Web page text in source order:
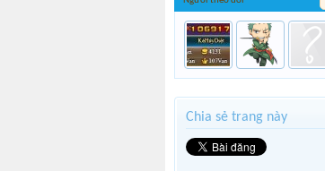
Chia sẻ trang này